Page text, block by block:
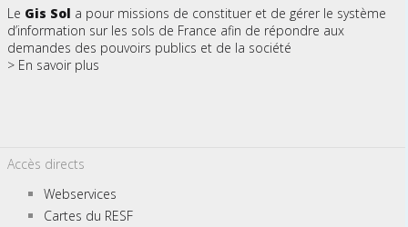
Le Gis Sol a pour missions de constituer et de gérer le système
d’information sur les sols de France afin de répondre aux
demandes des pouvoirs publics et de la société
> En savoir plus
Accès directs
Webservices
Cartes du RESF